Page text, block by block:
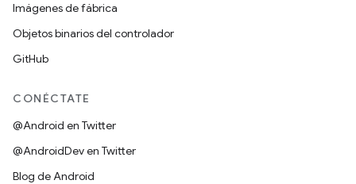
Imágenes de fábrica
Objetos binarios del controlador
GitHub
CONÉCTATE
@Android en Twitter
@AndroidDev en Twitter
Blog de Android